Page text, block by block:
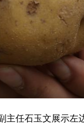
任石玉文展示左